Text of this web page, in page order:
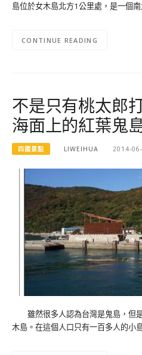
島位於女木島北方1公里處，是一個
CONTINUE READING
不是只有桃太郎
海面上的紅葉鬼
四國景點 LIWEIHUA 2014-
雖然很多人認為台灣是鬼島，但
木島。在這個人口只有一百多人的小